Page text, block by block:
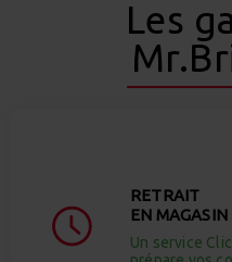
Les
RETRAIT
EN
Un service